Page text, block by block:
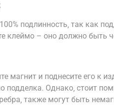
подлинность‚ так как
клеймо – оно должно быть
магнит и поднесите его к
подделка. Однако‚ стоит
также могут быть